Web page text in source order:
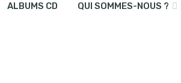
ALBUMS CD QUI SOMMES-NOUS ?